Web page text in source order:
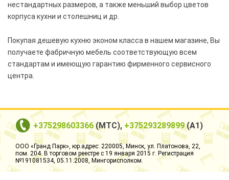
Главная
Каталог
Скидки
Рассрочка
Контакты
нестандартных размеров, а также меньший выбор цветов
корпуса кухни и столешниц и др.
Покупая дешевую кухню эконом класса в нашем магазине, Вы
получаете фабричную мебель соответствующую всем
стандартам и имеющую гарантию фирменного сервисного
центра.
+375298603366(МТС), +375293289899(А1)
ООО «Гранд Парк», юр.адрес: 220005, Минск, ул. Платонова, 22,
пом. 204. В торговом реестре с 19 января 2015 г. Регистрация
№191081534, 05.11.2008, Мингорисполком.